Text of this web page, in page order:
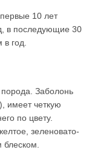
10 лет
в последующие 30
год.
Заболонь
имеет четкую
по цвету.
зеленовато-